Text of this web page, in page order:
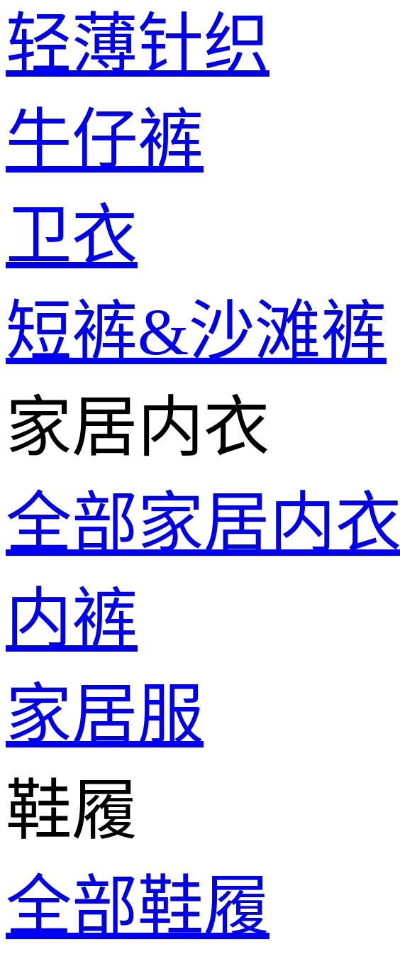
轻薄针织
牛仔裤
卫衣
短裤&沙滩裤
家居内衣
全部家居内衣
内裤
家居服
鞋履
全部鞋履